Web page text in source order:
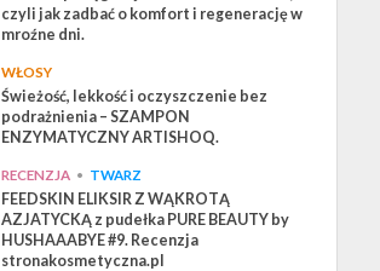
czyli jak zadbać o komfort i regenerację w
mroźne dni.
WŁOSY
Świeżość, lekkość i oczyszczenie bez
podrażnienia – SZAMPON
ENZYMATYCZNY ARTISHOQ.
RECENZJA • TWARZ
FEEDSKIN ELIKSIR Z WĄKROTĄ
AZJATYCKĄ z pudełka PURE BEAUTY by
HUSHAAABYE #9. Recenzja
stronakosmetyczna.pl